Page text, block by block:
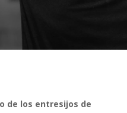
de los entresijos de